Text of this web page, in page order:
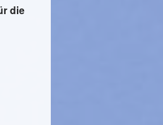
die